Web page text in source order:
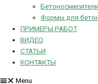
Формы для
ПРИМЕРЫ РАБОТ
ВИДЕО
СТАТЬИ
КОНТАКТЫ
Menu